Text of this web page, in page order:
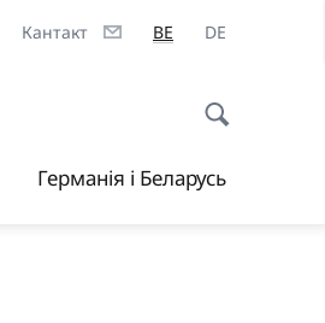
Кантакт BE DE
Германія і Беларусь